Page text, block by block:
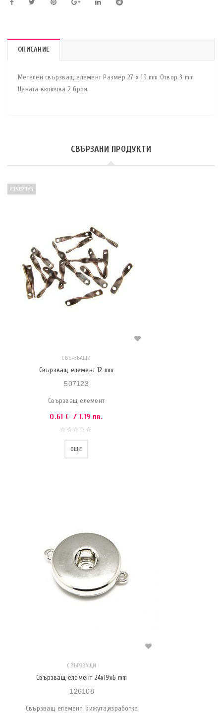
ОПИСАНИЕ
Метален свързващ елемент Размер 27 x 19 mm Отвор 3 mm
Цената включва 2 броя.
СВЪРЗАНИ ПРОДУКТИ
ИЗЧЕРПАН
СВЪРЗВАЩИ
Свързващ елемент 12 mm
507123
Свързващ елемент
0.61 € / 1.19 лв.
ОЩЕ
СВЪРЗВАЩИ
Свързващ елемент 24х19х6 mm
126108
Свързващ елемент, бижута,изработка